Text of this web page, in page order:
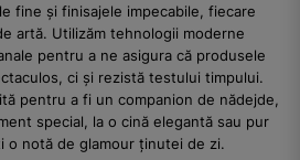
fine și finisajele impecabile, fiecare
artă. Utilizăm tehnologii moderne
pentru a ne asigura că produsele
ci și rezistă testului timpului.
pentru a fi un companion de nădejde,
special, la o cină elegantă sau pur
o notă de glamour ținutei de zi.